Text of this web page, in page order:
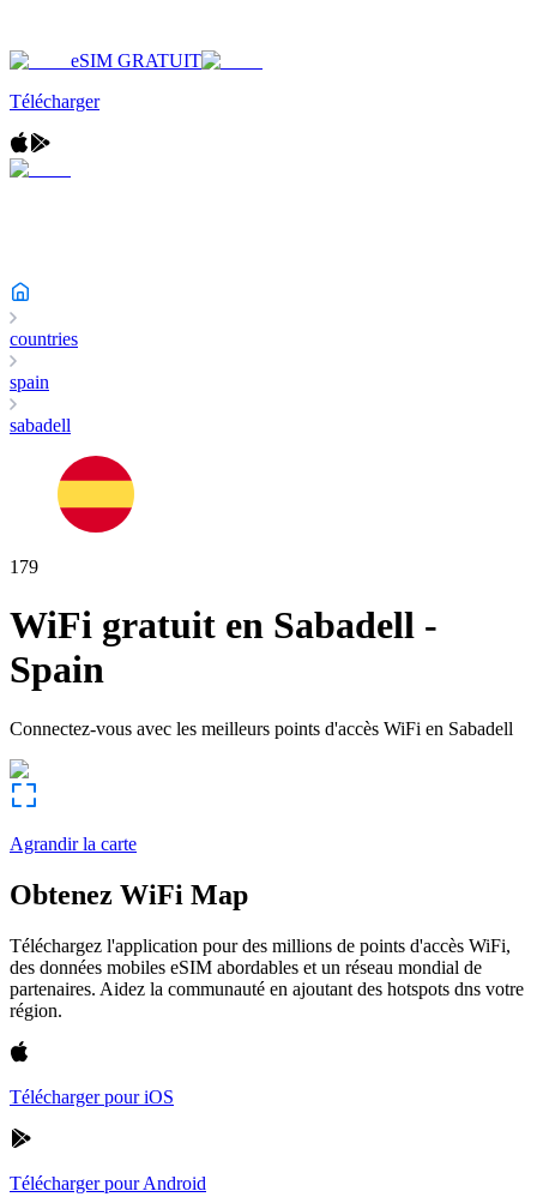
eSIM GRATUIT
Télécharger
countries
spain
sabadell
179
WiFi gratuit en Sabadell -
Spain
Connectez-vous avec les meilleurs points d'accès WiFi en Sabadell
Agrandir la carte
Obtenez WiFi Map
Téléchargez l'application pour des millions de points d'accès WiFi,
des données mobiles eSIM abordables et un réseau mondial de
partenaires. Aidez la communauté en ajoutant des hotspots dns votre
région.
Télécharger pour iOS
Télécharger pour Android